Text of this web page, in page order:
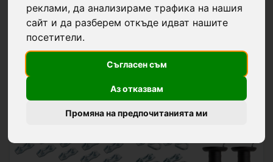
реклами, да анализираме трафика на нашия
сайт и да разберем откъде идват нашите
посетители.
Съгласен съм
Аз отказвам
Промяна на предпочитанията ми